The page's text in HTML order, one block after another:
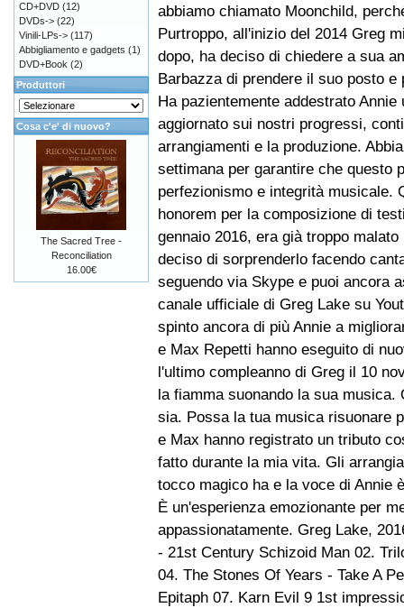
abbiamo chiamato Moonchild,
Purtroppo, all'inizio del 2014 Greg
dopo, ha deciso di chiedere a sua
Barbazza di prendere il suo posto
Ha pazientemente addestrato
aggiornato sui nostri progressi,
arrangiamenti e la produzione.
settimana per garantire che questo
perfezionismo e integrità musicale.
honorem per la composizione di
gennaio 2016, era già troppo
deciso di sorprenderlo facendo
seguendo via Skype e puoi ancora
canale ufficiale di Greg Lake su
spinto ancora di più Annie a
e Max Repetti hanno eseguito di
l'ultimo compleanno di Greg il 10
la fiamma suonando la sua
sia. Possa la tua musica risuonare
e Max hanno registrato un tributo
fatto durante la mia vita. Gli
tocco magico ha e la voce di Annie
È un'esperienza emozionante per
appassionatamente. Greg Lake,
- 21st Century Schizoid Man 02.
04. The Stones Of Years - Take A
Epitaph 07. Karn Evil 9 1st
CD+DVD (12)
DVDs-> (22)
Vinili-LPs-> (117)
Abbigliamento e gadgets (1)
DVD+Book (2)
Produttori
Cosa c'e' di nuovo?
The Sacred Tree -
Reconciliation
16.00€